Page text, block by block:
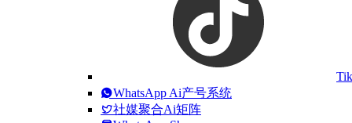
WhatsApp Ai产号系统
社媒聚合Ai矩阵